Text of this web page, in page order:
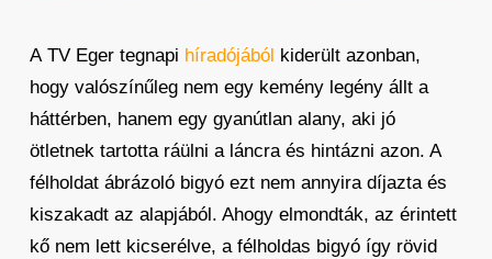
A TV Eger tegnapi híradójából kiderült azonban,
hogy valószínűleg nem egy kemény legény állt a
háttérben, hanem egy gyanútlan alany, aki jó
ötletnek tartotta ráülni a láncra és hintázni azon. A
félholdat ábrázoló bigyó ezt nem annyira díjazta és
kiszakadt az alapjából. Ahogy elmondták, az érintett
kő nem lett kicserélve, a félholdas bigyó így rövid